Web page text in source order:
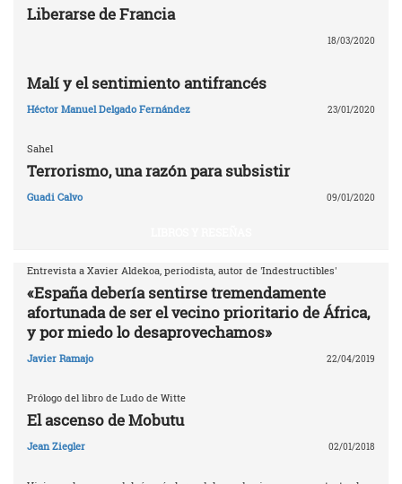
Liberarse de Francia
18/03/2020
Malí y el sentimiento antifrancés
Héctor Manuel Delgado Fernández 23/01/2020
Sahel
Terrorismo, una razón para subsistir
Guadi Calvo 09/01/2020
Entrevista a Xavier Aldekoa, periodista, autor de 'Indestructibles'
«España debería sentirse tremendamente
afortunada de ser el vecino prioritario de África,
y por miedo lo desaprovechamos»
Javier Ramajo 22/04/2019
Prólogo del libro de Ludo de Witte
El ascenso de Mobutu
Jean Ziegler 02/01/2018